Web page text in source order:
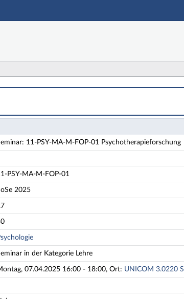
- Details
11-PSY-MA-M-FOP-01 Psychotherapieforschung
PSY-MA-M-FOP-01
2025
in der Kategorie Lehre
07.04.2025 16:00 - 18:00, Ort: UNICOM 3.0220